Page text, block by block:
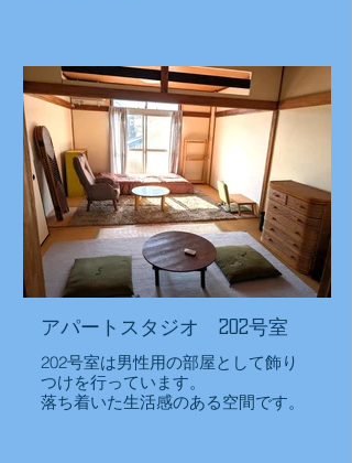
アパートスタジオ 202号室
202号室は男性用の部屋として飾り
つけを行っています。
落ち着いた生活感のある空間です。